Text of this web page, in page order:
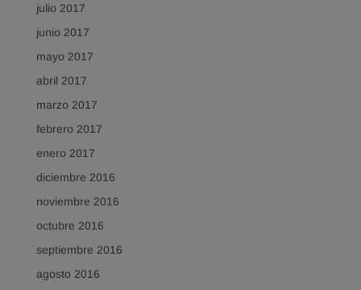
julio 2017
junio 2017
mayo 2017
abril 2017
marzo 2017
febrero 2017
enero 2017
diciembre 2016
noviembre 2016
octubre 2016
septiembre 2016
agosto 2016